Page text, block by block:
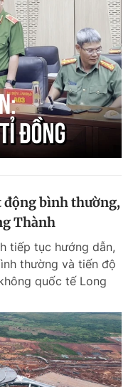
động bình thường,
Thành
tiếp tục hướng dẫn,
thường và tiến độ
quốc tế Long